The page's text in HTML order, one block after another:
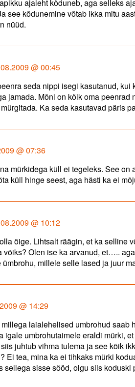
ajaleht kõduneb, aga selleks
see kõdunemine võtab ikka mitu
nüüd.
@ 00:45
seda nippi isegi kasutanud,
jamada. Mõni on kõik oma peenrad
Ka seda kasutavad päris
@ 07:36
mürkidega küll ei tegeleks. See on
küll hinge seest, aga hästi ka ei
@ 10:12
õige. Lihtsalt räägin, et ka selline
võiks? Olen ise ka arvanud, et…..
millele selle lased ja juur
@ 14:29
laialehelised umbrohud saab
igale umbrohutaimele eraldi mürki,
juhtub vihma tulema ja see kõik
Ei tea, mina ka ei tihkaks mürki
sellega sisse sööd, olgu siis koduski